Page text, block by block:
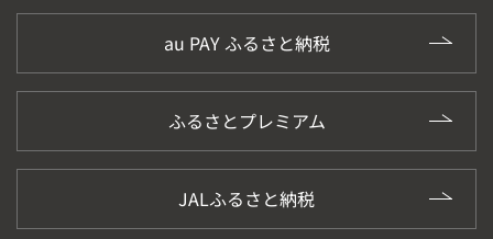
au PAY ふるさと納税
ふるさとプレミアム
JALふるさと納税